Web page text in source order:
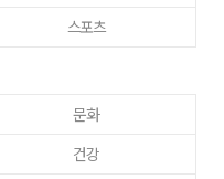
스포츠
문화
건강